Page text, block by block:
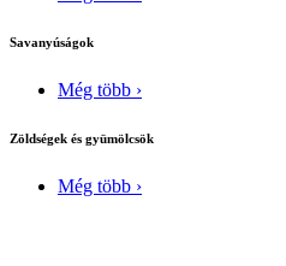
Savanyúságok
Még több ›
Zöldségek és gyümölcsök
Még több ›